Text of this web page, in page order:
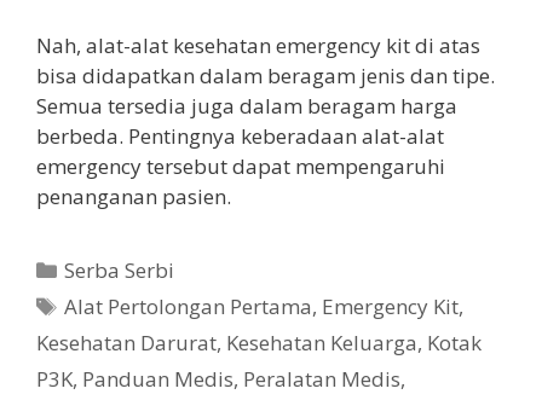
Nah, alat-alat kesehatan emergency kit di atas
bisa didapatkan dalam beragam jenis dan tipe.
Semua tersedia juga dalam beragam harga
berbeda. Pentingnya keberadaan alat-alat
emergency tersebut dapat mempengaruhi
penanganan pasien.
Kategori
Serba Serbi
Tag
Alat Pertolongan Pertama, Emergency Kit,
Kesehatan Darurat, Kesehatan Keluarga, Kotak
P3K, Panduan Medis, Peralatan Medis,